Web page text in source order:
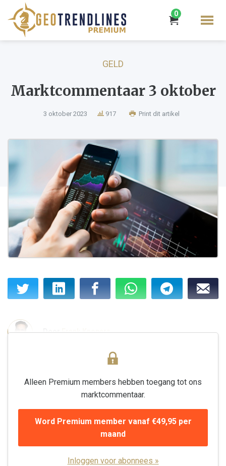
0
GELD
Marktcommentaar 3 oktober
3 oktober 2023 917 Print dit artikel
DoorFrank Knopers
Alleen Premium members hebben toegang tot ons
marktcommentaar.
Word Premium member vanaf €49,95 per
maand
Inloggen voor abonnees »